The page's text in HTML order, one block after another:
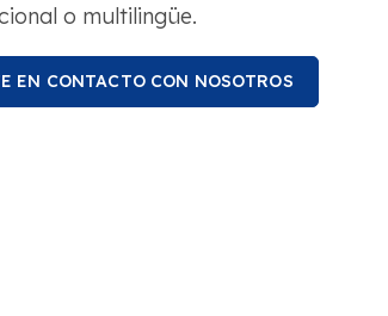
o multilingüe.
EN CONTACTO CON NOSOTROS